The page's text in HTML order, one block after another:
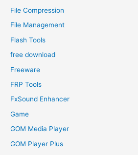
File Compression
File Management
Flash Tools
free download
Freeware
FRP Tools
FxSound Enhancer
Game
GOM Media Player
GOM Player Plus